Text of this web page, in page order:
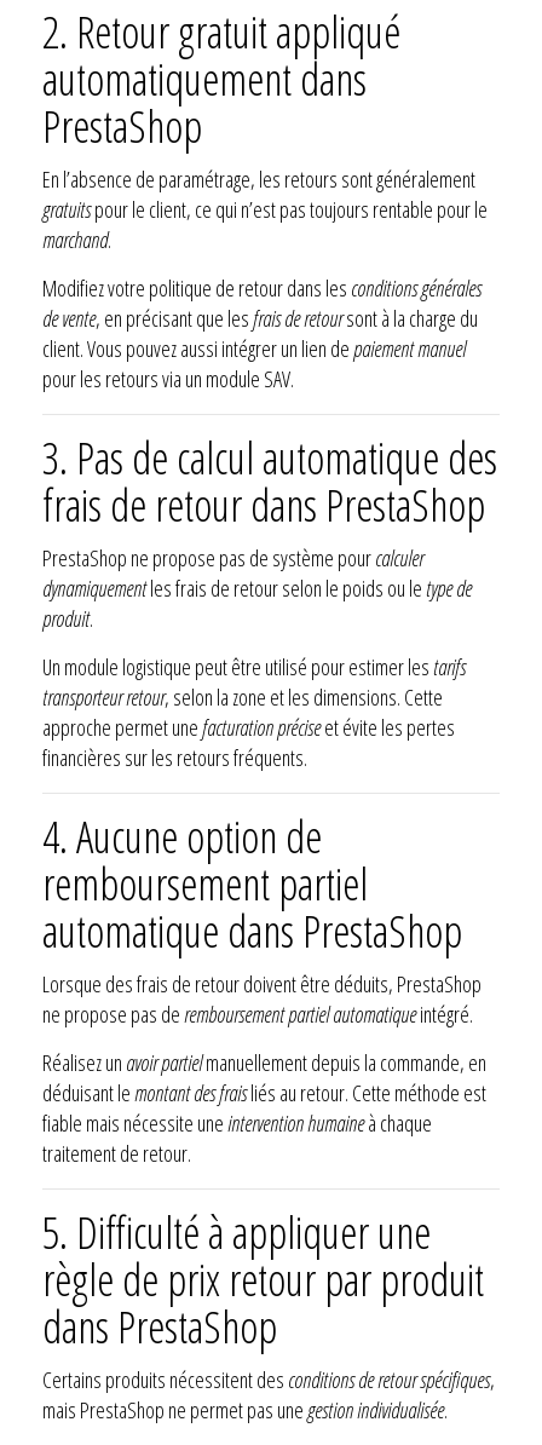
2. Retour gratuit appliqué
automatiquement dans
PrestaShop
En l’absence de paramétrage, les retours sont généralement
gratuitspour le client, ce qui n’est pas toujours rentable pour le
marchand.
Modifiez votre politique de retour dans les conditions générales
de vente, en précisant que lesfrais de retoursont à la charge du
client. Vous pouvez aussi intégrer un lien depaiement manuel
pour les retours via un module SAV.
3. Pas de calcul automatique des
frais de retour dans PrestaShop
PrestaShop ne propose pas de système pourcalculer
dynamiquementles frais de retour selon le poids ou letype de
produit.
Un module logistique peut être utilisé pour estimer lestarifs
transporteur retour, selon la zone et les dimensions. Cette
approche permet unefacturation préciseet évite les pertes
financières sur les retours fréquents.
4. Aucune option de
remboursement partiel
automatique dans PrestaShop
Lorsque des frais de retour doivent être déduits, PrestaShop
ne propose pas de remboursement partiel automatiqueintégré.
Réalisez un avoir partielmanuellement depuis la commande, en
déduisant le montant des fraisliés au retour. Cette méthode est
fiable mais nécessite uneintervention humaineà chaque
traitement de retour.
5. Difficulté à appliquer une
règle de prix retour par produit
dans PrestaShop
Certains produits nécessitent des conditions de retour spécifiques,
mais PrestaShop ne permet pas une gestion individualisée.